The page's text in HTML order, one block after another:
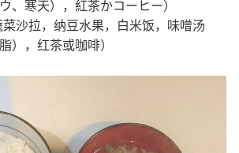
、寒天），紅茶かコーヒー）
沙拉，纳豆水果，白米饭，味噌汤
），红茶或咖啡）